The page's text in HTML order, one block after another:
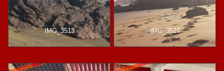
IMG_3513 IMG_3527